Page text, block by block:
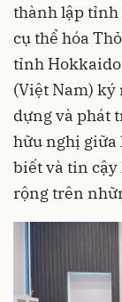
thành lập tỉnh
cụ thể hóa
tỉnh
(Việt Nam)
dựng và phát
hữu nghị giữa
biết và tin cậy
rộng trên